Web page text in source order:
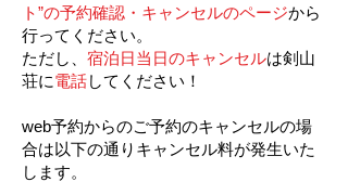
ト”の予約確認・キャンセルのページから
行ってください。
​ただし、 宿泊日当日のキャンセルは剣山
荘に電話してください！
web予約からのご予約のキャンセルの場
合は以下の通りキャンセル料が発生いた
します。